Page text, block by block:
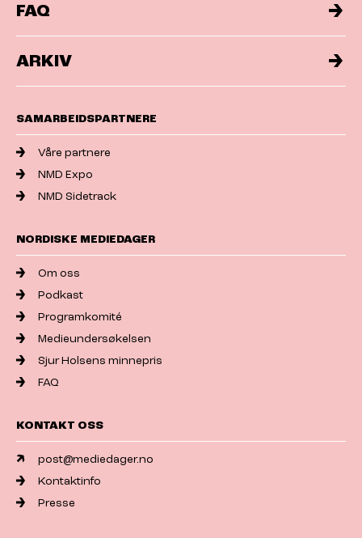
FAQ
ARKIV
SAMARBEIDSPARTNERE
Våre partnere
NMD Expo
NMD Sidetrack
NORDISKE MEDIEDAGER
Om oss
Podkast
Programkomité
Medieundersøkelsen
Sjur Holsens minnepris
FAQ
KONTAKT OSS
post@mediedager.no
Kontaktinfo
Presse